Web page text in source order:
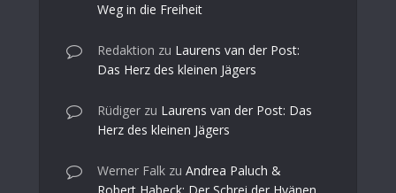
Weg in die Freiheit
Redaktion zu Laurens van der Post:
Das Herz des kleinen Jägers
Rüdiger zu Laurens van der Post: Das
Herz des kleinen Jägers
Werner Falk zu Andrea Paluch &